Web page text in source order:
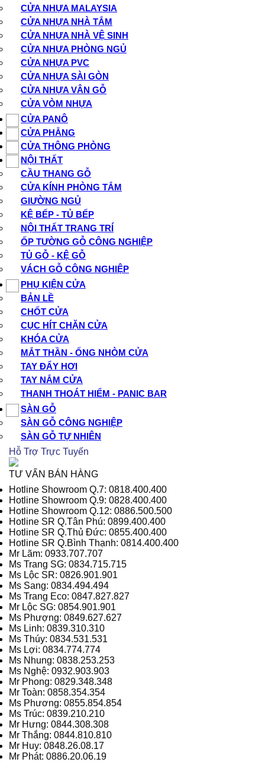
CỬA NHỰA MALAYSIA
CỬA NHỰA NHÀ TẮM
CỬA NHỰA NHÀ VỆ SINH
CỬA NHỰA PHÒNG NGỦ
CỬA NHỰA PVC
CỬA NHỰA SÀI GÒN
CỬA NHỰA VÂN GỖ
CỬA VÒM NHỰA
CỬA PANÔ
CỬA PHẲNG
CỬA THÔNG PHÒNG
NỘI THẤT
CẦU THANG GỖ
CỬA KÍNH PHÒNG TẮM
GIƯỜNG NGỦ
KỆ BẾP - TỦ BẾP
NỘI THẤT TRANG TRÍ
ỐP TƯỜNG GỖ CÔNG NGHIỆP
TỦ GỖ - KỆ GỖ
VÁCH GỖ CÔNG NGHIỆP
PHỤ KIỆN CỬA
BẢN LỀ
CHỐT CỬA
CỤC HÍT CHẶN CỬA
KHÓA CỬA
MẮT THẦN - ỐNG NHÒM CỬA
TAY ĐẨY HƠI
TAY NẮM CỬA
THANH THOÁT HIỂM - PANIC BAR
SÀN GỖ
SÀN GỖ CÔNG NGHIỆP
SÀN GỖ TỰ NHIÊN
Hỗ Trợ Trực Tuyến
TƯ VẤN BÁN HÀNG
Hotline Showroom Q.7: 0818.400.400
Hotline Showroom Q.9: 0828.400.400
Hotline Showroom Q.12: 0886.500.500
Hotline SR Q.Tân Phú: 0899.400.400
Hotline SR Q.Thủ Đức: 0855.400.400
Hotline SR Q.Bình Thạnh: 0814.400.400
Mr Lãm: 0933.707.707
Ms Trang SG: 0834.715.715
Ms Lộc SR: 0826.901.901
Ms Sang: 0834.494.494
Ms Trang Eco: 0847.827.827
Mr Lộc SG: 0854.901.901
Ms Phượng: 0849.627.627
Ms Linh: 0839.310.310
Ms Thúy: 0834.531.531
Ms Lợi: 0834.774.774
Ms Nhung: 0838.253.253
Ms Nghệ: 0932.903.903
Mr Phong: 0829.348.348
Mr Toàn: 0858.354.354
Ms Phương: 0855.854.854
Ms Trúc: 0839.210.210
Mr Hưng: 0844.308.308
Mr Thắng: 0844.810.810
Mr Huy: 0848.26.08.17
Mr Phát: 0886.20.06.19